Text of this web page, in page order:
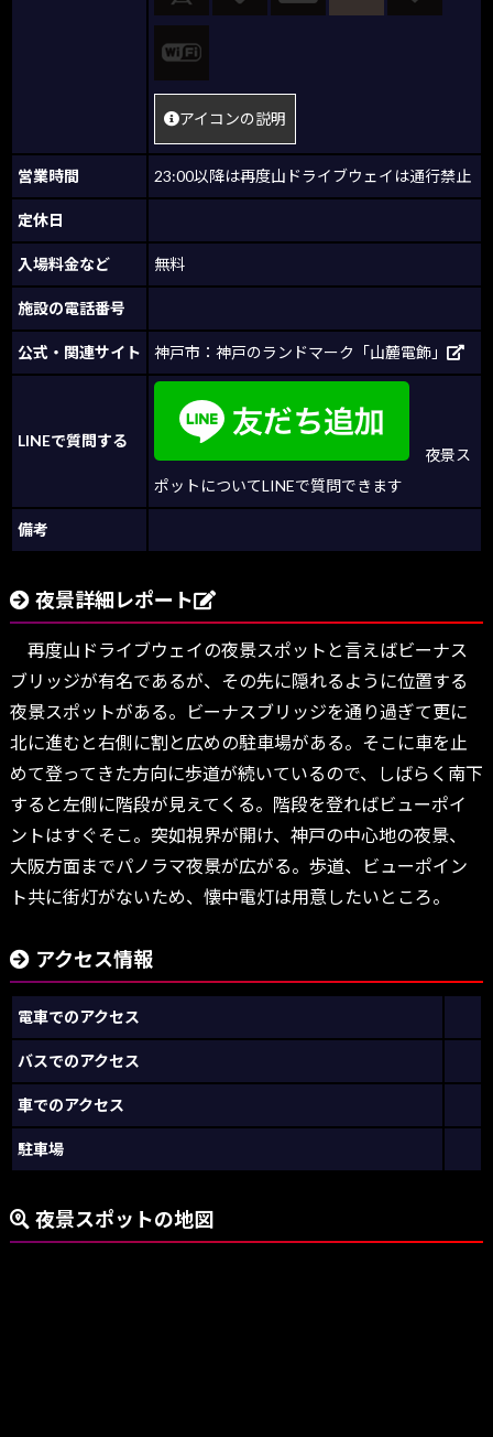
アイコンの説明
営業時間 23:00以降は再度山ドライブウェイは通行禁止
定休日
入場料金など 無料
施設の電話番号
公式・関連サイト 神戸市：神戸のランドマーク「山麓電飾」
LINEで質問する
夜景ス
ポットについてLINEで質問できます
備考
夜景詳細レポート
再度山ドライブウェイの夜景スポットと言えばビーナス
ブリッジが有名であるが、その先に隠れるように位置する
夜景スポットがある。ビーナスブリッジを通り過ぎて更に
北に進むと右側に割と広めの駐車場がある。そこに車を止
めて登ってきた方向に歩道が続いているので、しばらく南下
すると左側に階段が見えてくる。階段を登ればビューポイ
ントはすぐそこ。突如視界が開け、神戸の中心地の夜景、
大阪方面までパノラマ夜景が広がる。歩道、ビューポイン
ト共に街灯がないため、懐中電灯は用意したいところ。
アクセス情報
電車でのアクセス
バスでのアクセス
車でのアクセス
駐車場
夜景スポットの地図